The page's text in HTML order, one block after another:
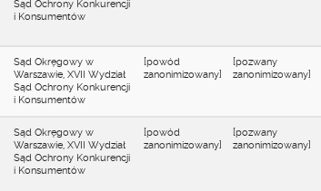
Sąd Ochrony Konkurencji
i Konsumentów
Sąd Okręgowy w
Warszawie, XVII Wydział
Sąd Ochrony Konkurencji
i Konsumentów
[powód
zanonimizowany]
[pozwany
zanonimizowany]
Sąd Okręgowy w
Warszawie, XVII Wydział
Sąd Ochrony Konkurencji
i Konsumentów
[powód
zanonimizowany]
[pozwany
zanonimizowany]